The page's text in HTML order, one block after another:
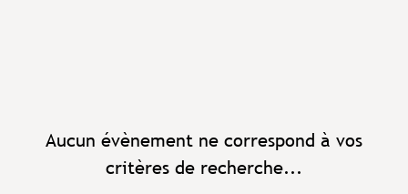
Aucun évènement ne correspond à vos
critères de recherche...